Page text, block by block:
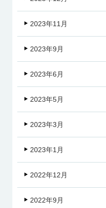
2023年11月
2023年9月
2023年6月
2023年5月
2023年3月
2023年1月
2022年12月
2022年9月